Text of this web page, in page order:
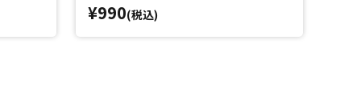
¥990(税込)